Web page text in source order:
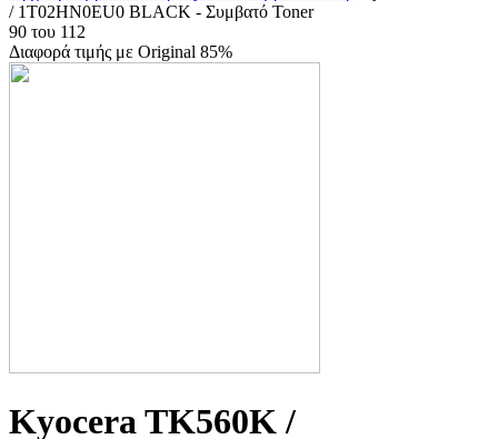
/ 1T02HN0EU0 BLACK - Συμβατό Toner
90 του 112
Διαφορά τιμής με Original 85%
Kyocera TK560K /